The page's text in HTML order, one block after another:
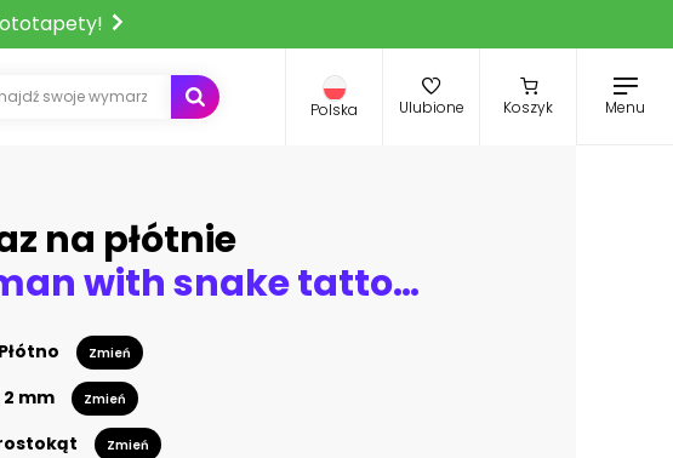
Polska Ulubione Koszyk Menu
na płótnie
Woman with snake tattoo sitting on tree branch
Płótno Zmień
2 mm Zmień
Zmień